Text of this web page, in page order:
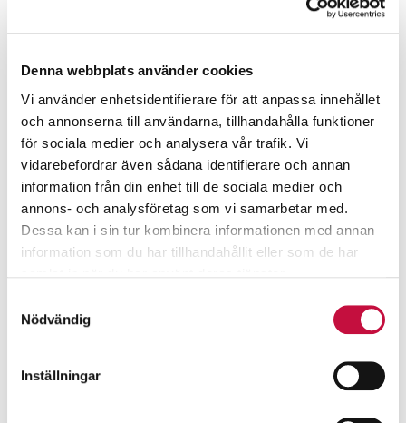
Denna webbplats använder cookies
Vi använder enhetsidentifierare för att anpassa innehållet
och annonserna till användarna, tillhandahålla funktioner
för sociala medier och analysera vår trafik. Vi
vidarebefordrar även sådana identifierare och annan
information från din enhet till de sociala medier och
annons- och analysföretag som vi samarbetar med.
Dessa kan i sin tur kombinera informationen med annan
information som du har tillhandahållit eller som de har
Nödvändig
Inställningar